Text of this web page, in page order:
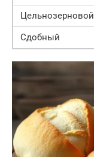
Цельнозерновой
Сдобный